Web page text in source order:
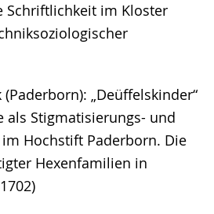
Schriftlichkeit im Kloster
(Paderborn): „Deüffelskinder“
als Stigmatisierungs- und
Hochstift Paderborn. Die
Hexenfamilien in